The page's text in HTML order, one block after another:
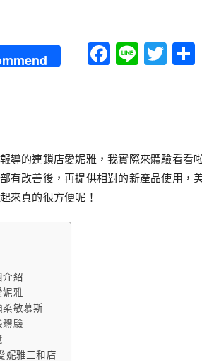
Facebook
Line
導的連鎖店愛妮雅，我實際來體驗看看
有改善後，再提供相對的新產品使用，
來真的很方便呢！
介紹
妮雅
柔敏慕斯
體驗
妮雅三和店